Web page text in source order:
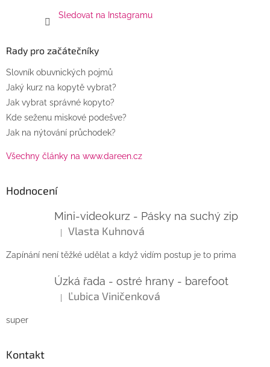
Sledovat na Instagramu
Rady pro začátečníky
Slovník obuvnických pojmů
Jaký kurz na kopytě vybrat?
Jak vybrat správné kopyto?
Kde seženu miskové podešve?
Jak na nýtování průchodek?
Všechny články na www.dareen.cz
Hodnocení
Mini-videokurz - Pásky na suchý zip
Hodnocení produktu je 5 z 5 hvězdiček.
Vlasta Kuhnová
Zapínání není těžké udělat a když vidím postup je to prima
Úzká řada - ostré hrany - barefoot
Hodnocení produktu je 5 z 5 hvězdiček.
Ľubica Viničenková
super
Kontakt